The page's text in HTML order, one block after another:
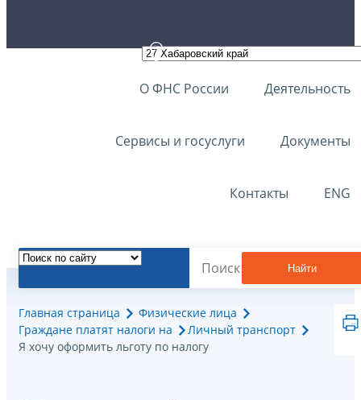
О ФНС России Деятельность
Сервисы и госуслуги Документы
Контакты ENG
Найти
Главная страница
Физические лица
Граждане платят налоги на
Личный транспорт
Я хочу оформить льготу по налогу